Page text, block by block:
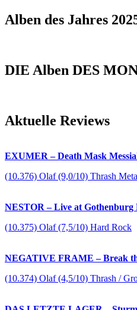
Alben des Jahres
DIE Alben DES
Aktuelle Reviews
EXUMER – Death Mask
(10.376) Olaf (9,0/10) Thrash
NESTOR – Live at Gothenburg
(10.375) Olaf (7,5/10) Hard Rock
NEGATIVE FRAME – Break
(10.374) Olaf (4,5/10) Thrash /